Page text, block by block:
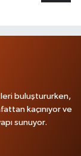
buluştururken,
kaçınıyor ve
sunuyor.